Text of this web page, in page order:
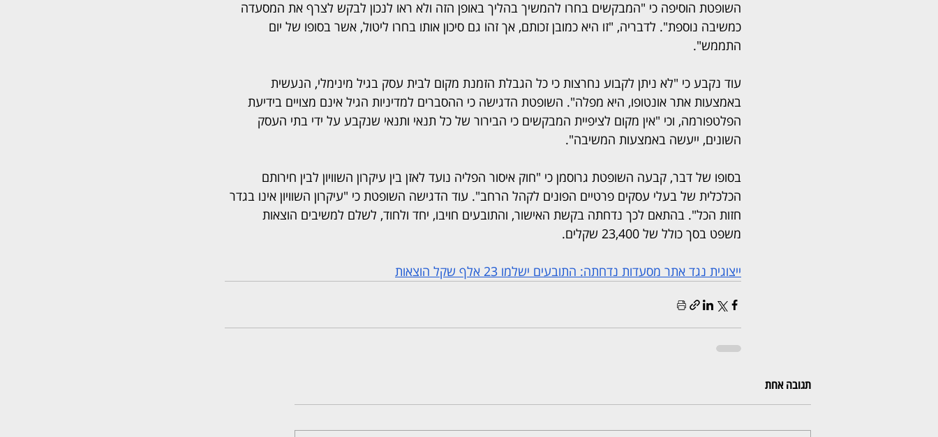
השופטת הוסיפה כי "המבקשים בחרו להמשיך בהליך באופן הזה ולא ראו לנכון לבקש לצרף את המסעדה
כמשיבה נוספת". לדבריה, "זו היא כמובן זכותם, אך זהו גם סיכון אותו בחרו ליטול, אשר בסופו של יום
התממש".
עוד נקבע כי "לא ניתן לקבוע נחרצות כי כל הגבלת הזמנת מקום לבית עסק בגיל מינימלי, הנעשית
באמצעות אתר אונטופו, היא מפלה". השופטת הדגישה כי ההסברים למדיניות הגיל אינם מצויים בידיעת
הפלטפורמה, וכי "אין מקום לציפיית המבקשים כי הבירור של כל תנאי ותנאי שנקבע על ידי בתי העסק
השונים, ייעשה באמצעות המשיבה".
בסופו של דבר, קבעה השופטת גרוסמן כי "חוק איסור הפליה נועד לאזן בין עיקרון השוויון לבין חירותם
הכלכלית של בעלי עסקים פרטיים הפונים לקהל הרחב". עוד הדגישה השופטת כי "עיקרון השוויון אינו בגדר
חזות הכל". בהתאם לכך נדחתה בקשת האישור, והתובעים חויבו, יחד ולחוד, לשלם למשיבים הוצאות
משפט בסך כולל של 23,400 שקלים.
ייצוגית נגד אתר מסעדות נדחתה: התובעים ישלמו 23 אלף שקל הוצאות
תגובה אחת